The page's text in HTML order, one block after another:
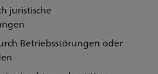
juristische
Betriebsstörungen oder